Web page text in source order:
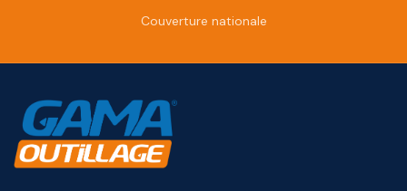
Couverture nationale